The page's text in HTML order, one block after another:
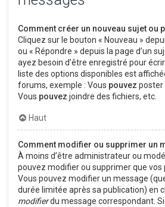
Comment créer un nouveau sujet ou
Cliquez sur le bouton « Nouveau »
ou « Répondre » depuis la page d’un
ayez besoin d’être enregistré pour
liste des options disponibles est
forums, exemple : Vous pouvez poster
Vous pouvez joindre des fichiers, etc.
Haut
Comment modifier ou supprimer un
À moins d’être administrateur ou
pouvez modifier ou supprimer que vos
Vous pouvez modifier un message
durée limitée après sa publication) en
modifierdu message correspondant. Si